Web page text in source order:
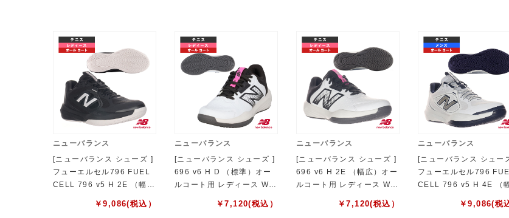
ニューバランス
[ニューバランス シューズ ]
フューエルセル796 FUEL
CELL 796 v5 H 2E （幅
広） オールコート用 レディ
ース W7961GF2E
￥9,086(税込）
ニューバランス
[ニューバランス シューズ ]
696 v6 H D （標準）オー
ルコート用 レディース W6
￥7,120(税込）
ニューバランス
[ニューバランス シューズ ]
696 v6 H 2E （幅広）オー
ルコート用 レディース W6
￥7,120(税込）
ニューバランス
[ニューバランス シュー
フューエルセル796
CELL 796 v5 H 4E （
広） オールコート用 メ
￥9,086(税